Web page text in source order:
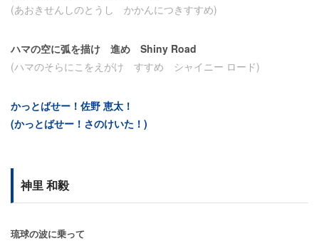
(あおきせんしのとうし かかんにつきすすめ)
ハマの空に弧を描け 進め Shiny Road
(ハマのそらにこをえがけ すすめ シャイニー ロード)
かっとばせー！佐野 恵太！
(かっとばせー！さのけいた！)
神里 和毅
琉球の波に乗って